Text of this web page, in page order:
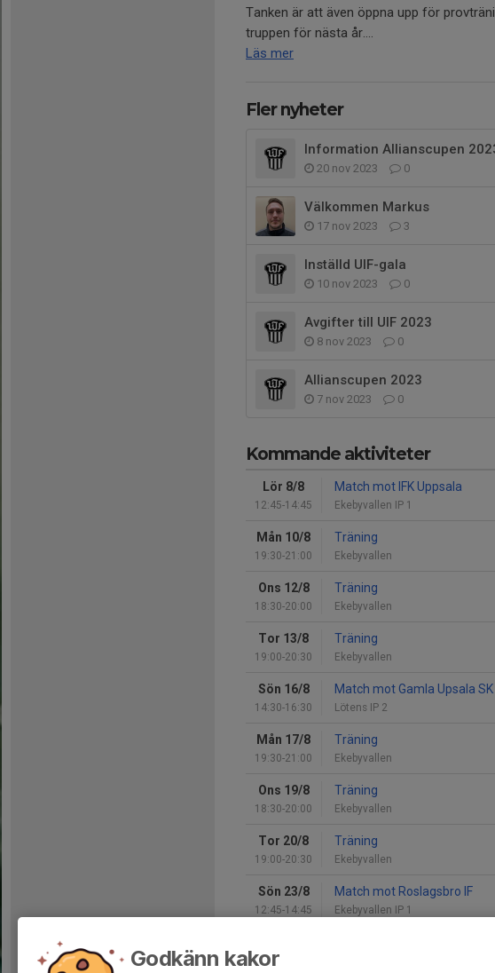
Tanken är att även öppna upp för
truppen för nästa år....
Läs mer
Fler nyheter
Information Allianscupen
20 nov 2023 0
Välkommen Markus
17 nov 2023 3
Inställd UIF-gala
10 nov 2023 0
Avgifter till UIF 2023
8 nov 2023 0
Allianscupen 2023
7 nov 2023 0
Kommande aktiviteter
Lör 8/8
12:45-14:45
Match mot IFK Uppsala
Ekebyvallen IP 1
Mån 10/8
19:30-21:00
Träning
Ekebyvallen
Ons 12/8
18:30-20:00
Träning
Ekebyvallen
Tor 13/8
19:00-20:30
Träning
Ekebyvallen
Sön 16/8
14:30-16:30
Match mot Gamla Upsala SK
Lötens IP 2
Mån 17/8
19:30-21:00
Träning
Ekebyvallen
Ons 19/8
18:30-20:00
Träning
Ekebyvallen
Tor 20/8
19:00-20:30
Träning
Ekebyvallen
Sön 23/8
12:45-14:45
Match mot Roslagsbro IF
Ekebyvallen IP 1
19:30-21:00
Godkänn kakor